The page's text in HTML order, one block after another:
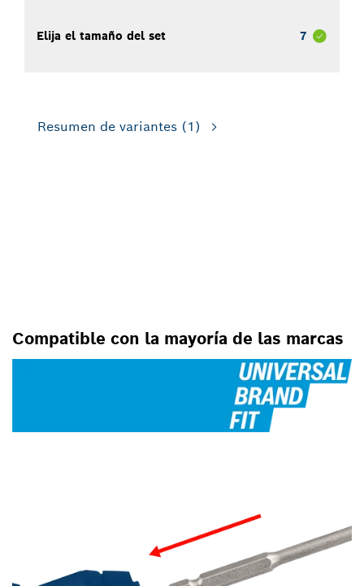
Elija el tamaño del set 7
Resumen de variantes (1)
Compatible con la mayoría de las marcas